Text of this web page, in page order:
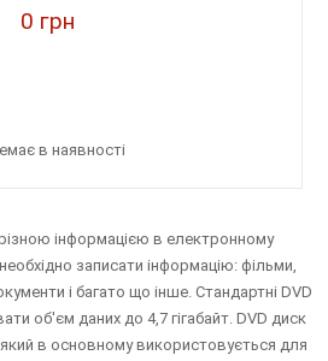
0 грн
в наявності
інформацією в електронному
записати інформацію: фільми,
і багато що інше. Стандартні DVD
об'єм даних до 4,7 гігабайт. DVD диск
який в основному використовується для